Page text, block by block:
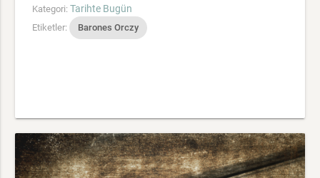
Kategori: Tarihte Bugün
Etiketler: Barones Orczy